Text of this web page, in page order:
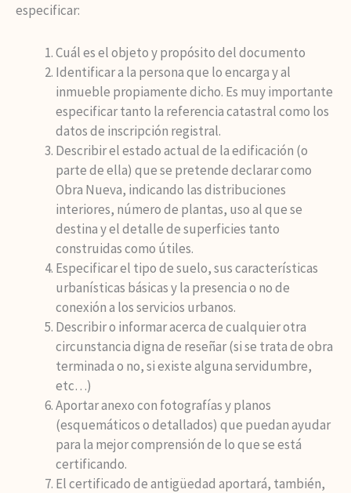
especificar:
Cuál es el objeto y propósito del documento
Identificar a la persona que lo encarga y al
inmueble propiamente dicho. Es muy importante
especificar tanto la referencia catastral como los
datos de inscripción registral.
Describir el estado actual de la edificación (o
parte de ella) que se pretende declarar como
Obra Nueva, indicando las distribuciones
interiores, número de plantas, uso al que se
destina y el detalle de superficies tanto
construidas como útiles.
Especificar el tipo de suelo, sus características
urbanísticas básicas y la presencia o no de
conexión a los servicios urbanos.
Describir o informar acerca de cualquier otra
circunstancia digna de reseñar (si se trata de obra
terminada o no, si existe alguna servidumbre,
etc…)
Aportar anexo con fotografías y planos
(esquemáticos o detallados) que puedan ayudar
para la mejor comprensión de lo que se está
certificando.
El certificado de antigüedad aportará, también,